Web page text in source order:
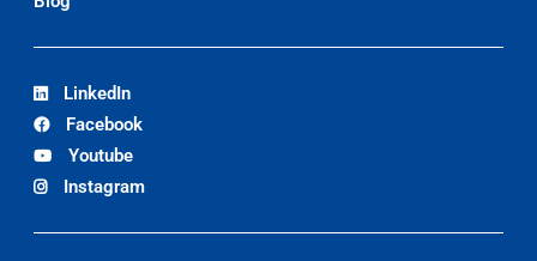
LinkedIn
Facebook
Youtube
Instagram